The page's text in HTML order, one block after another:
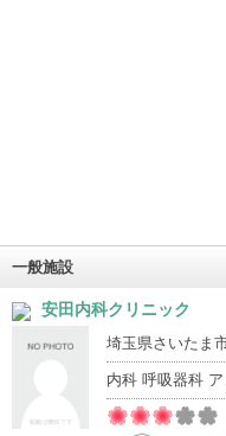
一般施設
安田内科クリニック
埼玉県さいたま
内科 呼吸器科